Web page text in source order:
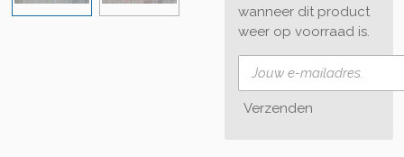
wanneer dit product
weer op voorraad is.
Verzenden